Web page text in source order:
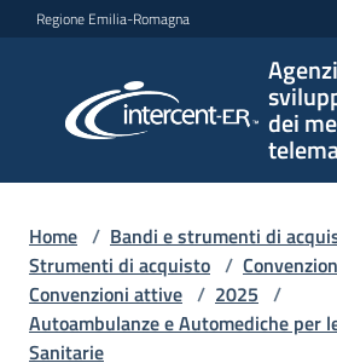
Vai al contenuto
Vai alla navigazione
Vai al footer
Regione Emilia-Romagna
dei
per lo
sviluppo
telematici
L'Agenzia
Home / Bandi e strumenti di
Strumenti di acquisto /
Convenzioni attive / 2025 /
Autoambulanze e Automediche per
Sanitarie